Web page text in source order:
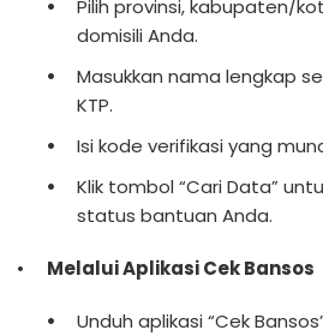
Pilih provinsi, kabupaten/
domisili Anda.
Masukkan nama lengkap
KTP.
Isi kode verifikasi yang
Klik tombol “Cari Data”
status bantuan Anda.
Melalui Aplikasi Cek Bansos
Unduh aplikasi “Cek